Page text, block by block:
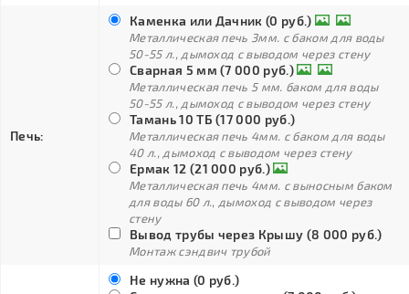
Печь:
Каменка или Дачник (0 руб.)
Металлическая печь 3мм. с баком для воды
50-55 л., дымоход с выводом через стену
Сварная 5 мм (7 000 руб.)
Металлическая печь 5 мм. баком для воды
50-55 л., дымоход с выводом через стену
Тамань 10 ТБ (17 000 руб.)
Металлическая печь 4мм. с баком для воды
40 л., дымоход с выводом через стену
Ермак 12 (21 000 руб.)
Металлическая печь 4мм. с выносным баком
для воды 60 л., дымоход с выводом через
стену
Вывод трубы через Крышу (8 000 руб.)
Монтаж сэндвич трубой
Не нужна (0 руб.)